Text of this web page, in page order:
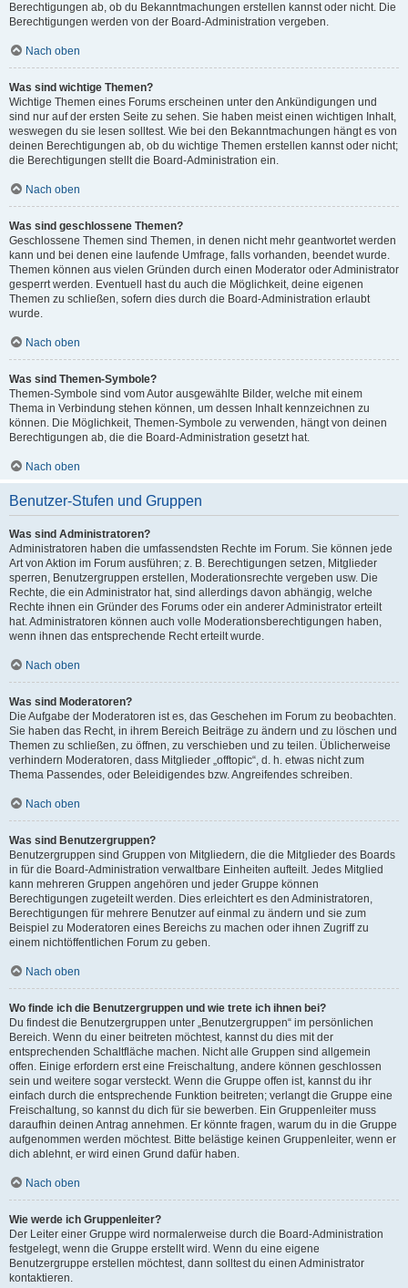
Berechtigungen ab, ob du Bekanntmachungen erstellen kannst oder nicht. Die
Berechtigungen werden von der Board-Administration vergeben.
Nach oben
Was sind wichtige Themen?
Wichtige Themen eines Forums erscheinen unter den Ankündigungen und
sind nur auf der ersten Seite zu sehen. Sie haben meist einen wichtigen Inhalt,
weswegen du sie lesen solltest. Wie bei den Bekanntmachungen hängt es von
deinen Berechtigungen ab, ob du wichtige Themen erstellen kannst oder nicht;
die Berechtigungen stellt die Board-Administration ein.
Nach oben
Was sind geschlossene Themen?
Geschlossene Themen sind Themen, in denen nicht mehr geantwortet werden
kann und bei denen eine laufende Umfrage, falls vorhanden, beendet wurde.
Themen können aus vielen Gründen durch einen Moderator oder Administrator
gesperrt werden. Eventuell hast du auch die Möglichkeit, deine eigenen
Themen zu schließen, sofern dies durch die Board-Administration erlaubt
wurde.
Nach oben
Was sind Themen-Symbole?
Themen-Symbole sind vom Autor ausgewählte Bilder, welche mit einem
Thema in Verbindung stehen können, um dessen Inhalt kennzeichnen zu
können. Die Möglichkeit, Themen-Symbole zu verwenden, hängt von deinen
Berechtigungen ab, die die Board-Administration gesetzt hat.
Nach oben
Benutzer-Stufen und Gruppen
Was sind Administratoren?
Administratoren haben die umfassendsten Rechte im Forum. Sie können jede
Art von Aktion im Forum ausführen; z. B. Berechtigungen setzen, Mitglieder
sperren, Benutzergruppen erstellen, Moderationsrechte vergeben usw. Die
Rechte, die ein Administrator hat, sind allerdings davon abhängig, welche
Rechte ihnen ein Gründer des Forums oder ein anderer Administrator erteilt
hat. Administratoren können auch volle Moderationsberechtigungen haben,
wenn ihnen das entsprechende Recht erteilt wurde.
Nach oben
Was sind Moderatoren?
Die Aufgabe der Moderatoren ist es, das Geschehen im Forum zu beobachten.
Sie haben das Recht, in ihrem Bereich Beiträge zu ändern und zu löschen und
Themen zu schließen, zu öffnen, zu verschieben und zu teilen. Üblicherweise
verhindern Moderatoren, dass Mitglieder „offtopic“, d. h. etwas nicht zum
Thema Passendes, oder Beleidigendes bzw. Angreifendes schreiben.
Nach oben
Was sind Benutzergruppen?
Benutzergruppen sind Gruppen von Mitgliedern, die die Mitglieder des Boards
in für die Board-Administration verwaltbare Einheiten aufteilt. Jedes Mitglied
kann mehreren Gruppen angehören und jeder Gruppe können
Berechtigungen zugeteilt werden. Dies erleichtert es den Administratoren,
Berechtigungen für mehrere Benutzer auf einmal zu ändern und sie zum
Beispiel zu Moderatoren eines Bereichs zu machen oder ihnen Zugriff zu
einem nichtöffentlichen Forum zu geben.
Nach oben
Wo finde ich die Benutzergruppen und wie trete ich ihnen bei?
Du findest die Benutzergruppen unter „Benutzergruppen“ im persönlichen
Bereich. Wenn du einer beitreten möchtest, kannst du dies mit der
entsprechenden Schaltfläche machen. Nicht alle Gruppen sind allgemein
offen. Einige erfordern erst eine Freischaltung, andere können geschlossen
sein und weitere sogar versteckt. Wenn die Gruppe offen ist, kannst du ihr
einfach durch die entsprechende Funktion beitreten; verlangt die Gruppe eine
Freischaltung, so kannst du dich für sie bewerben. Ein Gruppenleiter muss
daraufhin deinen Antrag annehmen. Er könnte fragen, warum du in die Gruppe
aufgenommen werden möchtest. Bitte belästige keinen Gruppenleiter, wenn er
dich ablehnt, er wird einen Grund dafür haben.
Nach oben
Wie werde ich Gruppenleiter?
Der Leiter einer Gruppe wird normalerweise durch die Board-Administration
festgelegt, wenn die Gruppe erstellt wird. Wenn du eine eigene
Benutzergruppe erstellen möchtest, dann solltest du einen Administrator
kontaktieren.